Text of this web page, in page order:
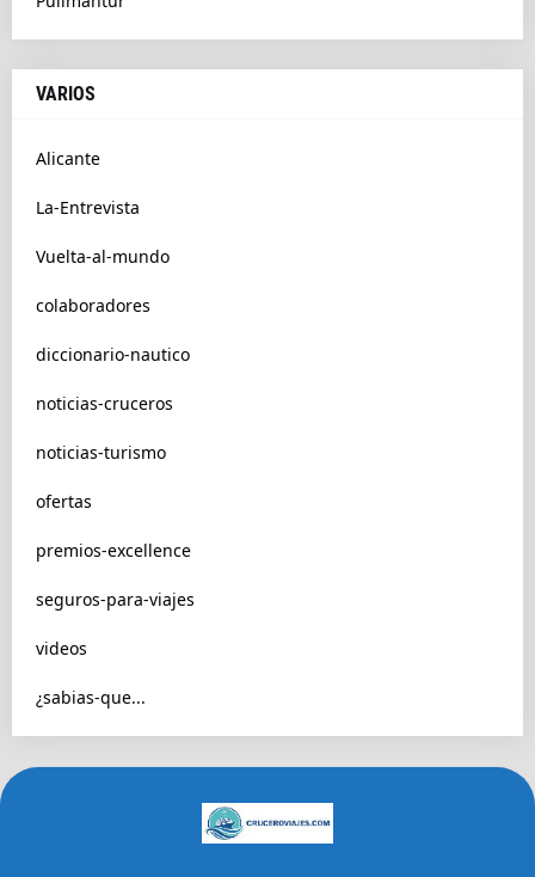
VARIOS
Alicante
La-Entrevista
Vuelta-al-mundo
colaboradores
diccionario-nautico
noticias-cruceros
noticias-turismo
ofertas
premios-excellence
seguros-para-viajes
videos
¿sabias-que...